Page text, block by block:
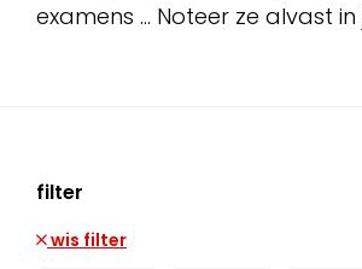
examens … Noteer ze alvast
filter
wis filter